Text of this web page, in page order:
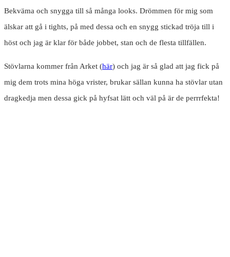
Bekväma och snygga till så många looks. Drömmen för mig som
älskar att gå i tights, på med dessa och en snygg stickad tröja till i
höst och jag är klar för både jobbet, stan och de flesta tillfällen.
Stövlarna kommer från Arket (här) och jag är så glad att jag fick på
mig dem trots mina höga vrister, brukar sällan kunna ha stövlar utan
dragkedja men dessa gick på hyfsat lätt och väl på är de perrrfekta!